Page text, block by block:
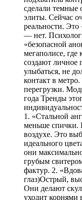
сделали темные
элиты. Сейчас
реальности. Это
— нет.
«безопасной
мегаполисе,
создают личное
улыбаться, не
контакт в
перегрузки.
года Тренды
1. «Стальной
меньше спички.
воздухе. Это
идеального
они
грубым
фактур. 2.
глаз)Острый,
Они делают
уходит корнями